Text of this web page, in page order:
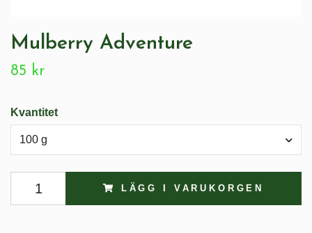
Mulberry Adventure
85 kr
Kvantitet
100 g
LÄGG I VARUKORGEN